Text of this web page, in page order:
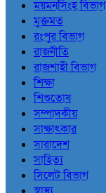
ময়মনসিংহ বিভাগ
মুক্তমত
রংপুর বিভাগ
রাজনীতি
রাজশাহী বিভাগ
শিক্ষা
শিশুতোষ
সম্পাদকীয়
সাক্ষাৎকার
সারাদেশ
সাহিত্য
সিলেট বিভাগ